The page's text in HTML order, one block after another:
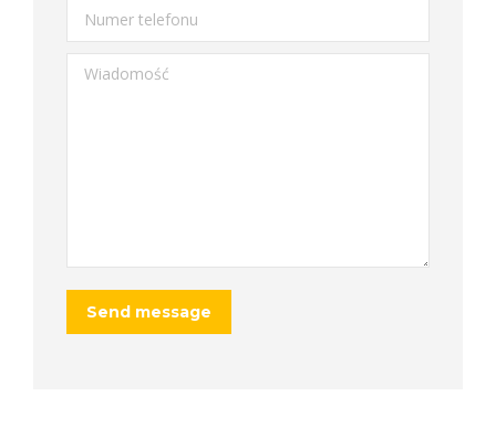
Numer telefonu
Wiadomość
Send message